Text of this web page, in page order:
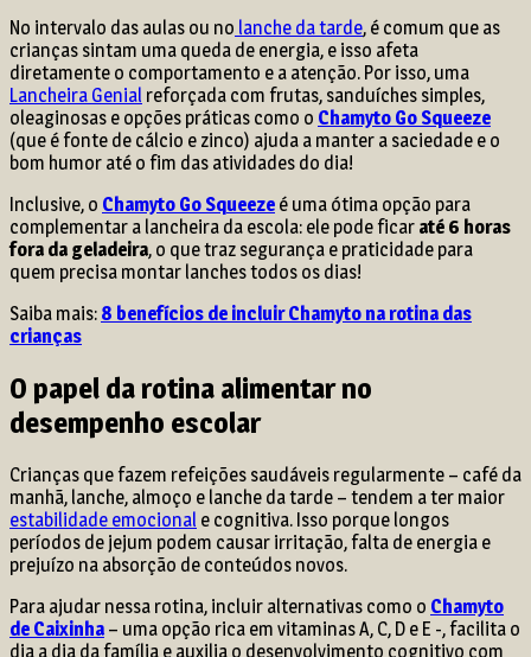
No intervalo das aulas ou no lanche da tarde, é comum que as
crianças sintam uma queda de energia, e isso afeta
diretamente o comportamento e a atenção. Por isso, uma
Lancheira Genial reforçada com frutas, sanduíches simples,
oleaginosas e opções práticas como o Chamyto Go Squeeze
(que é fonte de cálcio e zinco) ajuda a manter a saciedade e o
bom humor até o fim das atividades do dia!
Inclusive, o Chamyto Go Squeeze é uma ótima opção para
complementar a lancheira da escola: ele pode ficar até 6 horas
fora da geladeira, o que traz segurança e praticidade para
quem precisa montar lanches todos os dias!
Saiba mais: 8 benefícios de incluir Chamyto na rotina das
crianças
O papel da rotina alimentar no
desempenho escolar
Crianças que fazem refeições saudáveis regularmente – café da
manhã, lanche, almoço e lanche da tarde – tendem a ter maior
estabilidade emocional e cognitiva. Isso porque longos
períodos de jejum podem causar irritação, falta de energia e
prejuízo na absorção de conteúdos novos.
Para ajudar nessa rotina, incluir alternativas como o Chamyto
de Caixinha – uma opção rica em vitaminas A, C, D e E -, facilita o
dia a dia da família e auxilia o desenvolvimento cognitivo com